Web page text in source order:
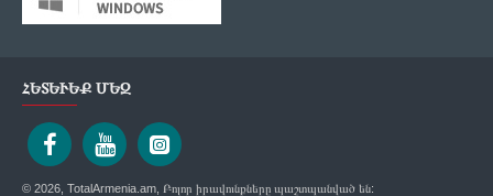
ՀԵՏԵՒԵՔ ՄԵԶ
© 2026, TotalArmenia.am, Բոլոր իրավունքները պաշտպանված են: